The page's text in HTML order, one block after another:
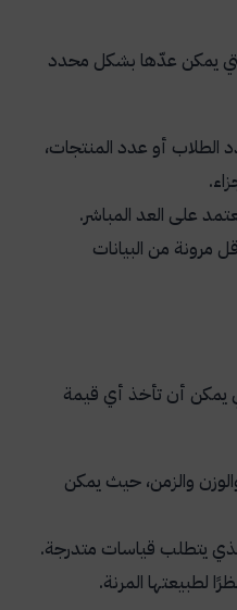
يمكن عدّها بشكل محدد
أو عدد المنتجات،
على العد المباشر.
مرونة من البيانات
يمكن أن تأخذ أي قيمة
والزمن، حيث يمكن
يتطلب قياسات متدرجة.
لطبيعتها المرنة.